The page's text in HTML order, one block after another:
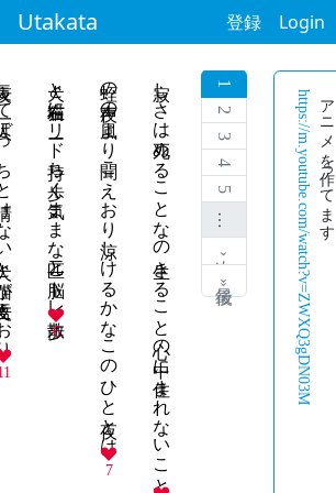
Utakata 登録 Login
アニメを作ってます
https://m.youtube.com/watch?v=ZWXQ3gDN03M
1
2
3
4
5
…
次 ›
最後 »
寂しさは死ぬることなの生きること心の中に住まれないこと
蛭の声夜の風より聞こえおり涼しけるかなこのひと夜とは
7
犬と猫左右にリード持ち歩く気ままな二匹と脳トレ散歩
6
と猫が吾支えおり